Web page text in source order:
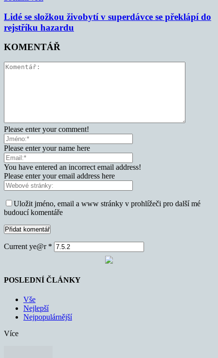
Lidé se složkou živobytí v superdávce se překlápí do
rejstříku hazardu
KOMENTÁŘ
Please enter your comment!
Please enter your name here
You have entered an incorrect email address!
Please enter your email address here
Uložit jméno, email a www stránky v prohlížeči pro další mé
budoucí komentáře
Current ye@r *
POSLEDNÍ ČLÁNKY
Vše
Nejlepší
Nejpopulárnější
Více